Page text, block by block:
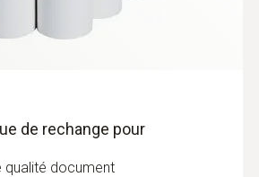
de rechange pour
qualité document